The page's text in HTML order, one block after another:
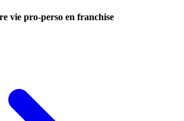
vie pro-perso en franchise